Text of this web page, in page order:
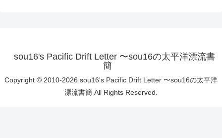
sou16's Pacific Drift Letter 〜sou16の太平洋漂流書
簡
Copyright © 2010-2026 sou16's Pacific Drift Letter 〜sou16の太平洋
漂流書簡 All Rights Reserved.